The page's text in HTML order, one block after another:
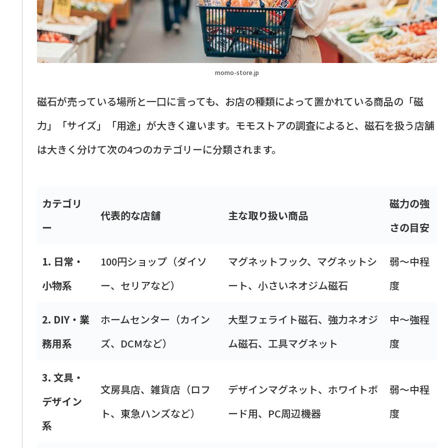
momo-store.jp
磁石が売っている場所と一口に言っても、お店の種類によって置かれている商品の「磁
力」「サイズ」「用途」が大きく違います。モモストアの調査によると、磁石を扱う店舗
は大きく分けて次の4つのカテゴリーに分類されます。
カテゴリ
ー
代表的な店舗 主な取り扱い商品
磁力の強
さの目安
1. 日常・
小物系
100円ショップ（ダイソ
ー、セリアなど）
マグネットフック、マグネットシ
ート、小さいネオジム磁石
弱〜中程
度
2. DIY・業
務用系
ホームセンター（カイン
ズ、DCMなど）
大型フェライト磁石、強力ネオジ
ム磁石、工具マグネット
中〜強程
度
3. 文具・
デザイン
系
文房具店、雑貨店（ロフ
ト、東急ハンズなど）
デザインマグネット、ホワイトボ
ード用、PC周辺機器
弱〜中程
度